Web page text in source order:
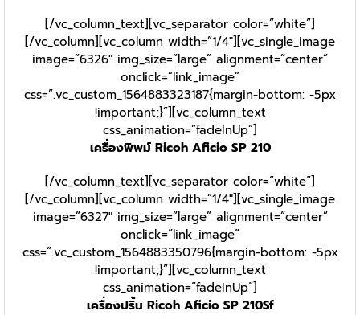
[/vc_column_text][vc_separator color=”white”]
[/vc_column][vc_column width=”1/4″][vc_single_image
image=”6326″ img_size=”large” alignment=”center”
onclick=”link_image”
css=”.vc_custom_1564883323187{margin-bottom: -5px
!important;}”][vc_column_text
css_animation=”fadeInUp”]
เครื่องพิพม์ Ricoh Aficio SP 210
[/vc_column_text][vc_separator color=”white”]
[/vc_column][vc_column width=”1/4″][vc_single_image
image=”6327″ img_size=”large” alignment=”center”
onclick=”link_image”
css=”.vc_custom_1564883350796{margin-bottom: -5px
!important;}”][vc_column_text
css_animation=”fadeInUp”]
เครื่องปริ้น Ricoh Aficio SP 210Sf